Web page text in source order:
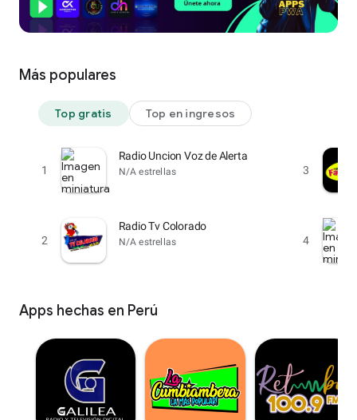
Más populares
Top gratis Top en ingresos
1
Radio Uncion Voz de Alerta
N/A estrellas
2
Radio Tv Colorado
N/A estrellas
3
4
Apps hechas en Perú